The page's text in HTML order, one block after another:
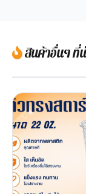
สินค้าอื่นๆ ที่